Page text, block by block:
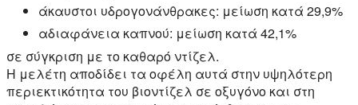
άκαυστοι υδρογονάνθρακες: μείωση κατά 29,9%
αδιαφάνεια καπνού: μείωση κατά 42,1%
σε σύγκριση με το καθαρό ντίζελ.
Η μελέτη αποδίδει τα οφέλη αυτά στην υψηλότερη
περιεκτικότητα του βιοντίζελ σε οξυγόνο και στη